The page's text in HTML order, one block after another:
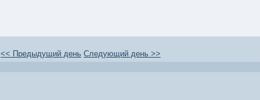
<< Предыдущий день Следующий день >>